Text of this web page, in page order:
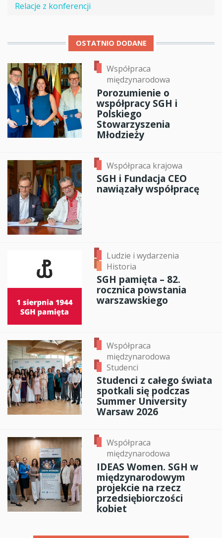
Relacje z konferencji
OSTATNIO DODANE
Współpraca
międzynarodowa
Porozumienie o
współpracy SGH i
Polskiego
Stowarzyszenia
Młodzieży
Współpraca krajowa
SGH i Fundacja CEO
nawiązały współpracę
Ludzie i wydarzenia
Historia
SGH pamięta – 82.
rocznica powstania
warszawskiego
Współpraca
międzynarodowa
Studenci
Studenci z całego świata
spotkali się podczas
Summer University
Warsaw 2026
Współpraca
międzynarodowa
IDEAS Women. SGH w
międzynarodowym
projekcie na rzecz
przedsiębiorczości
kobiet